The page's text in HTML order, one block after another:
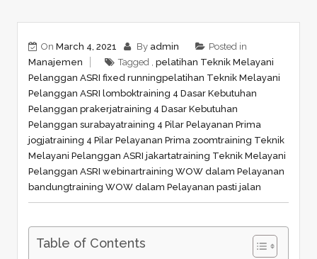
On March 4, 2021 By admin
Posted in
Manajemen
Tagged , pelatihan Teknik Melayani
Pelanggan ASRI fixed runningpelatihan Teknik Melayani
Pelanggan ASRI lomboktraining 4 Dasar Kebutuhan
Pelanggan prakerjatraining 4 Dasar Kebutuhan
Pelanggan surabayatraining 4 Pilar Pelayanan Prima
jogjatraining 4 Pilar Pelayanan Prima zoomtraining Teknik
Melayani Pelanggan ASRI jakartatraining Teknik Melayani
Pelanggan ASRI webinartraining WOW dalam Pelayanan
bandungtraining WOW dalam Pelayanan pasti jalan
Table of Contents